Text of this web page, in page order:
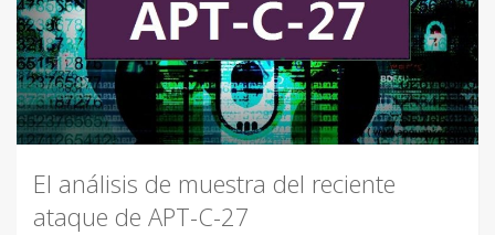
El análisis de muestra del reciente
ataque de APT-C-27